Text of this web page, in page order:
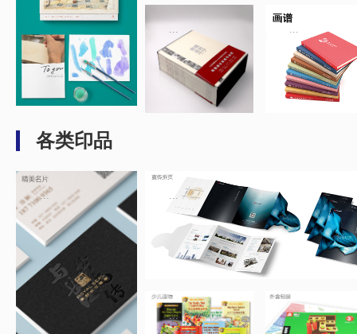
... ...
各类印品
... ...
... ...